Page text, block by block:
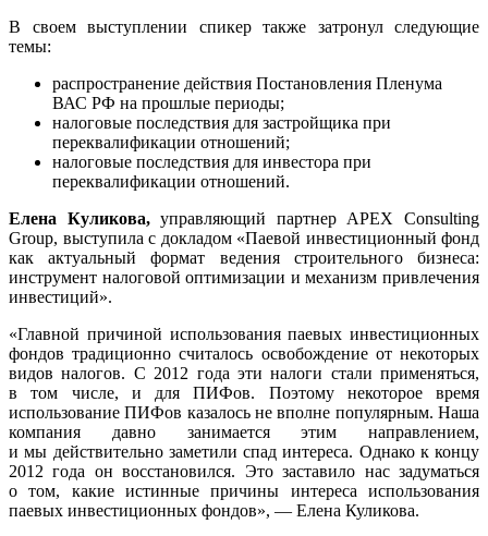
В своем выступлении спикер также затронул следующие
темы:
распространение действия Постановления Пленума
ВАС РФ на прошлые периоды;
налоговые последствия для застройщика при
переквалификации отношений;
налоговые последствия для инвестора при
переквалификации отношений.
Елена Куликова,управляющий партнер APEX Consulting
Group, выступила с докладом «Паевой инвестиционный фонд
как актуальный формат ведения строительного бизнеса:
инструмент налоговой оптимизации и механизм привлечения
инвестиций».
«Главной причиной использования паевых инвестиционных
фондов традиционно считалось освобождение от некоторых
видов налогов. С 2012 года эти налоги стали применяться,
в том числе, и для ПИФов. Поэтому некоторое время
использование ПИФов казалось не вполне популярным. Наша
компания давно занимается этим направлением,
и мы действительно заметили спад интереса. Однако к концу
2012 года он восстановился. Это заставило нас задуматься
о том, какие истинные причины интереса использования
паевых инвестиционных фондов», — Елена Куликова.